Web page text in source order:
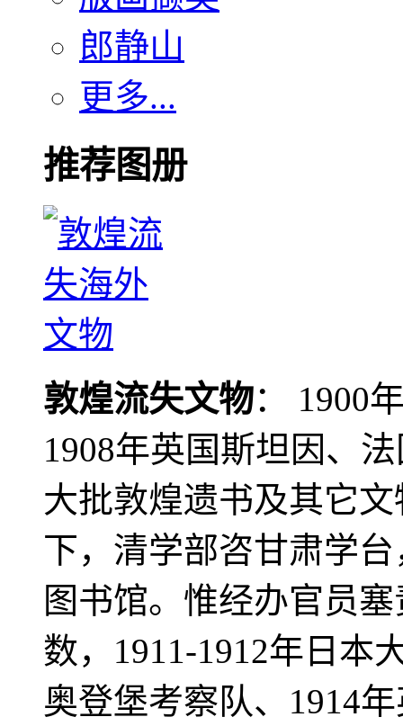
郎静山
更多...
推荐图册
敦煌流失文物： 1900
1908年英国斯坦因、
大批敦煌遗书及其它
下，清学部咨甘肃学
图书馆。惟经办官员
数，1911-1912年日本
奥登堡考察队、1914